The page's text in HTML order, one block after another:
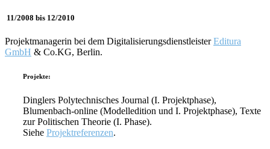
11/2008 bis 12/2010
Projektmanagerin bei dem DigitalisierungsdienstleisterEditura
GmbH & Co.KG, Berlin.
Projekte:
Dinglers Polytechnisches Journal (I. Projektphase),
Blumenbach-online (Modelledition und I. Projektphase), Texte
zur Politischen Theorie (I. Phase).
Siehe Projektreferenzen.